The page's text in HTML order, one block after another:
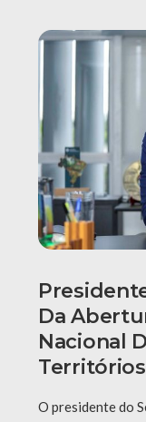
Da
Nacional
O presidente do